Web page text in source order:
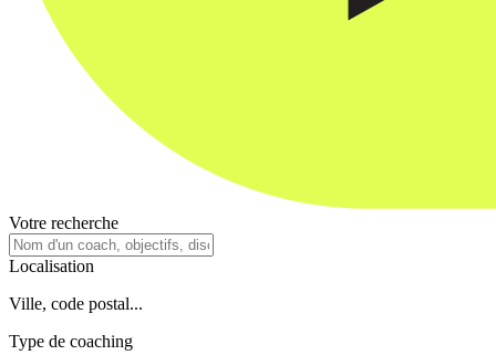
Votre recherche
Localisation
Ville, code postal...
Type de coaching